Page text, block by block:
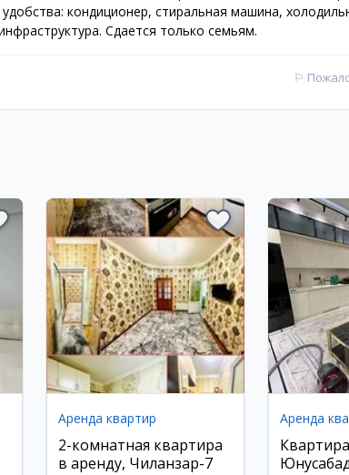
кондиционер, стиральная машина,
Сдается только семьям.
⚐
Аренда квартир
2-комнатная квартира
в аренду, Чиланзар-7
Аренда